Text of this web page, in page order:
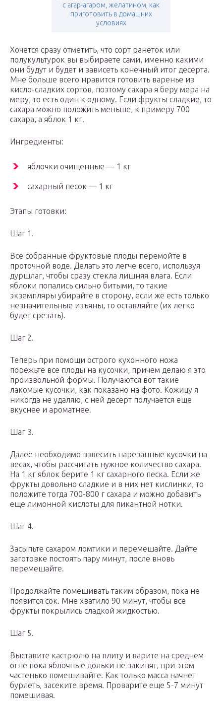
с агар-агаром, желатином, как
приготовить в домашних
условиях
Хочется сразу отметить, что сорт ранеток или
полукультурок вы выбираете сами, именно какими
они будут и будет и зависеть конечный итог десерта.
Мне больше всего нравится готовить варенье из
кисло-сладких сортов, поэтому сахара я беру мера на
меру, то есть один к одному. Если фрукты сладкие, то
сахара можно положить меньше, к примеру 700
сахара, а яблок 1 кг.
Ингредиенты:
яблочки очищенные — 1 кг
сахарный песок — 1 кг
Этапы готовки:
Шаг 1.
Все собранные фруктовые плоды перемойте в
проточной воде. Делать это легче всего, используя
дуршлаг, чтобы сразу стекла лишняя влага. Если
яблоки попались сильно битыми, то такие
экземпляры убирайте в сторону, если же есть только
незначительные изъяны, то оставляйте (их легко
будет срезать).
Шаг 2.
Теперь при помощи острого кухонного ножа
порежьте все плоды на кусочки, причем делаю я это
произвольной формы. Получаются вот такие
лакомые кусочки, как показано на фото. Кожицу я
никогда не удаляю, с ней десерт получается еще
вкуснее и ароматнее.
Шаг 3.
Далее необходимо взвесить нарезанные кусочки на
весах, чтобы рассчитать нужное количество сахара.
На 1 кг яблок берите 1 кг сахарного песка. Если же
фрукты довольно сладкие и в них нет кислинки, то
положите тогда 700-800 г сахара и можно добавить
еще лимонной кислоты для пикантной нотки.
Шаг 4.
Засыпьте сахаром ломтики и перемешайте. Дайте
заготовке постоять пару минут, после вновь
перемешайте.
Продолжайте помешивать таким образом, пока не
появится сок. Мне хватило 90 минут, чтобы все
фрукты покрылись сладкой жидкостью.
Шаг 5.
Выставите кастрюлю на плиту и варите на среднем
огне пока яблочные дольки не закипят, при этом
частенько помешивайте. Как только масса начнет
бурлеть, засеките время. Проварите еще 5-7 минут
помешивая.